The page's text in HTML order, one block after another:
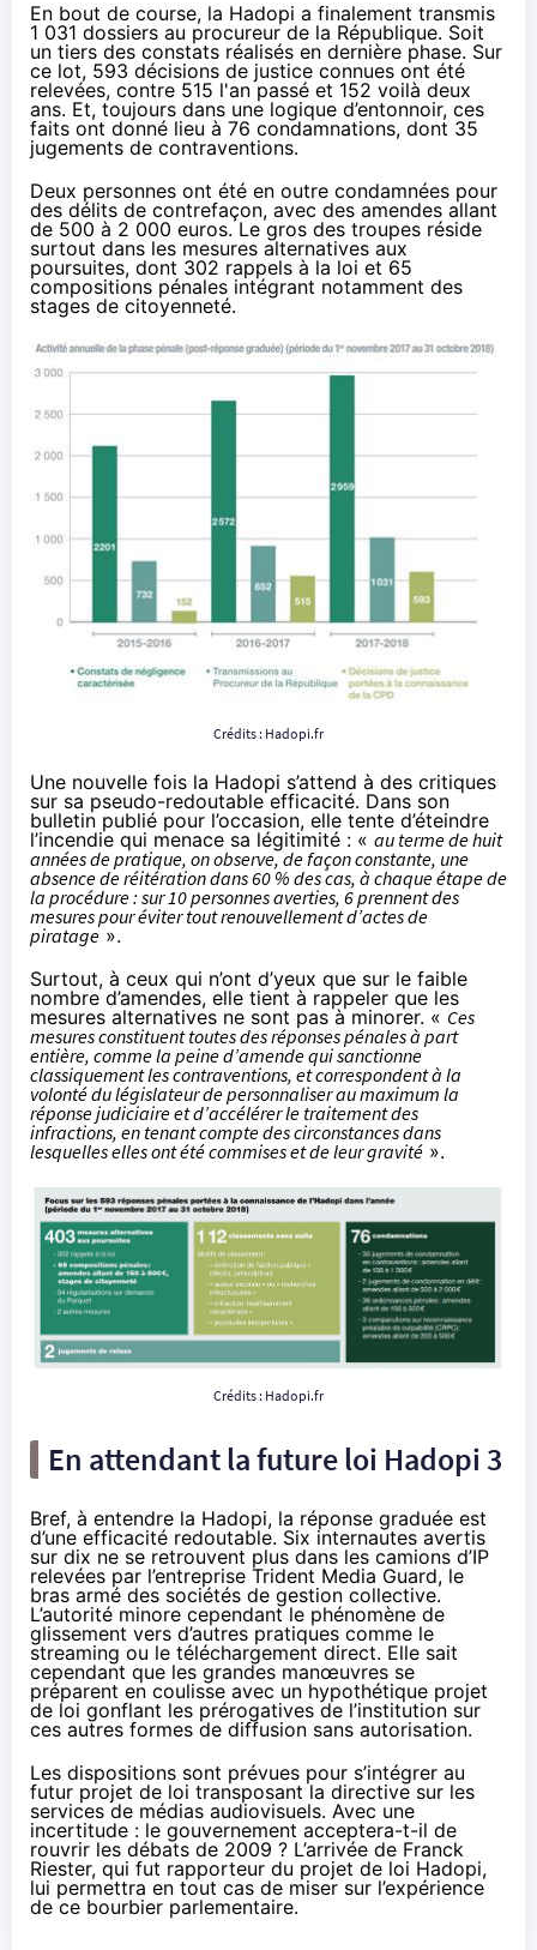
En bout de course, la Hadopi a finalement transmis
1 031 dossiers au procureur de la République. Soit
un tiers des constats réalisés en dernière phase. Sur
ce lot, 593 décisions de justice connues ont été
relevées, contre 515 l'an passé et 152 voilà deux
ans. Et, toujours dans une logique d’entonnoir, ces
faits ont donné lieu à 76 condamnations, dont 35
jugements de contraventions.
Deux personnes ont été en outre condamnées pour
des délits de contrefaçon, avec des amendes allant
de 500 à 2 000 euros. Le gros des troupes réside
surtout dans les mesures alternatives aux
poursuites, dont 302 rappels à la loi et 65
compositions pénales intégrant notamment des
stages de citoyenneté.
Crédits : Hadopi.fr
Une nouvelle fois la Hadopi s’attend à des critiques
sur sa pseudo-redoutable efficacité. Dans son
bulletin publié pour l’occasion, elle tente d’éteindre
l’incendie qui menace sa légitimité : « au terme de huit
années de pratique, on observe, de façon constante, une
absence de réitération dans 60 % des cas, à chaque étape de
la procédure : sur 10 personnes averties, 6 prennent des
mesures pour éviter tout renouvellement d’actes de
piratage».
Surtout, à ceux qui n’ont d’yeux que sur le faible
nombre d’amendes, elle tient à rappeler que les
mesures alternatives ne sont pas à minorer. « Ces
mesures constituent toutes des réponses pénales à part
entière, comme la peine d’amende qui sanctionne
classiquement les contraventions, et correspondent à la
volonté du législateur de personnaliser au maximum la
réponse judiciaire et d’accélérer le traitement des
infractions, en tenant compte des circonstances dans
lesquelles elles ont été commises et de leur gravité ».
Crédits : Hadopi.fr
En attendant la future loi Hadopi 3
Bref, à entendre la Hadopi, la réponse graduée est
d’une efficacité redoutable. Six internautes avertis
sur dix ne se retrouvent plus dans les camions d’IP
relevées par l’entreprise Trident Media Guard, le
bras armé des sociétés de gestion collective.
L’autorité minore cependant le phénomène de
glissement vers d’autres pratiques comme le
streaming ou le téléchargement direct. Elle sait
cependant que les grandes manœuvres se
préparent en coulisse avec un hypothétique projet
de loi gonflant les prérogatives de l’institution sur
ces autres formes de diffusion sans autorisation.
Les dispositions sont prévues pour s’intégrer au
futur projet de loi transposant la directive sur les
services de médias audiovisuels. Avec une
incertitude : le gouvernement acceptera-t-il de
rouvrir les débats de 2009 ? L’arrivée de Franck
Riester, qui fut rapporteur du projet de loi Hadopi,
lui permettra en tout cas de miser sur l’expérience
de ce bourbier parlementaire.